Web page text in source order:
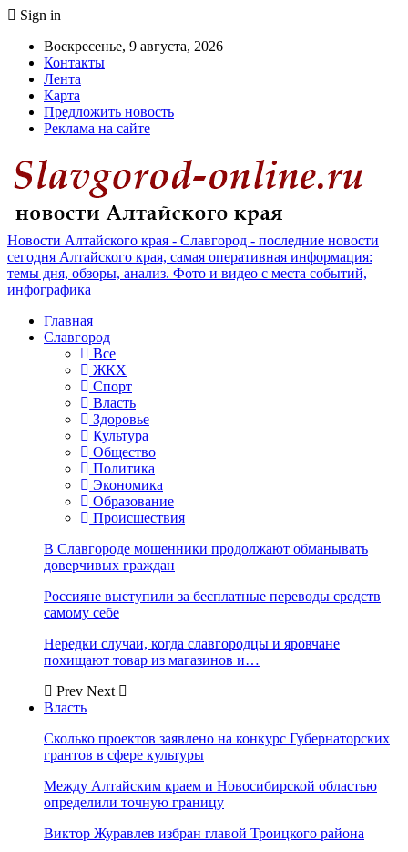
Sign in
Воскресенье, 9 августа, 2026
Контакты
Лента
Карта
Предложить новость
Реклама на сайте
Новости Алтайского края - Славгород - последние новости
сегодня Алтайского края, самая оперативная информация:
темы дня, обзоры, анализ. Фото и видео с места событий,
инфографика
Главная
Славгород
Все
ЖКХ
Спорт
Власть
Здоровье
Культура
Общество
Политика
Экономика
Образование
Происшествия
В Славгороде мошенники продолжают обманывать
доверчивых граждан
Россияне выступили за бесплатные переводы средств
самому себе
Нередки случаи, когда славгородцы и яровчане
похищают товар из магазинов и…
Prev Next
Власть
Сколько проектов заявлено на конкурс Губернаторских
грантов в сфере культуры
Между Алтайским краем и Новосибирской областью
определили точную границу
Виктор Журавлев избран главой Троицкого района